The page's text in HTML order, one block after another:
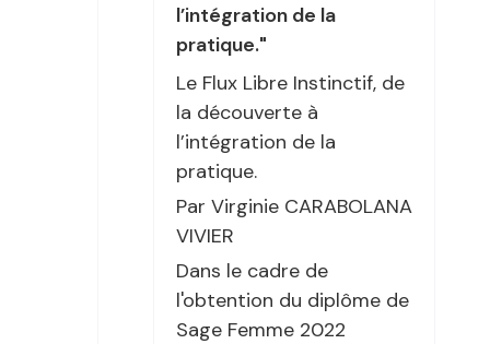
l’intégration de la
pratique."
Le Flux Libre Instinctif, de
la découverte à
l’intégration de la
pratique.
Par Virginie CARABOLANA
VIVIER
Dans le cadre de
l'obtention du diplôme de
Sage Femme 2022